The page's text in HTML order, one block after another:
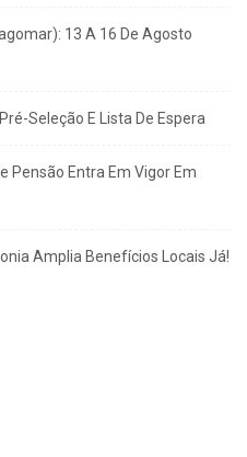
13 A 16 De Agosto
Seleção E Lista De Espera
Pensão Entra Em Vigor Em
Amplia Benefícios Locais Já!